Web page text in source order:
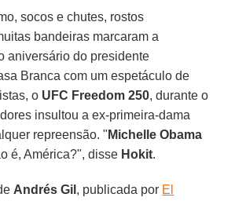
socos e chutes, rostos
bandeiras marcaram a
aniversário do presidente
Branca com um espetáculo de
o UFC Freedom 250, durante o
insultou a ex-primeira-dama
repreensão. " Michelle Obama
é, América?", disse Hokit.
Andrés Gil , publicada por El